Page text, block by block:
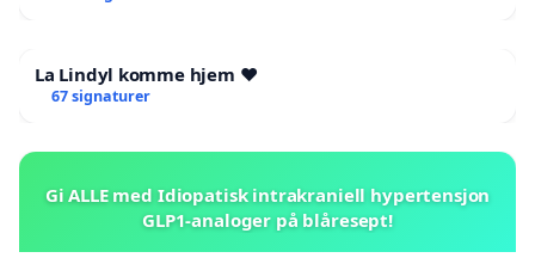
La Lindyl komme hjem ❤️
67 signaturer
Gi ALLE med Idiopatisk intrakraniell hypertensjon
GLP1-analoger på blåresept!